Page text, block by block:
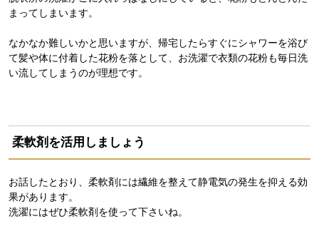
まってしまいます。
なかなか難しいかと思いますが、帰宅したらすぐにシャワーを浴び
て髪や体に付着した花粉を落として、お洗濯で衣類の花粉も毎日洗
い流してしまうのが理想です。
柔軟剤を活用しましょう
お話したとおり、柔軟剤には繊維を整えて静電気の発生を抑える効
果があります。
洗濯にはぜひ柔軟剤を使って下さいね。